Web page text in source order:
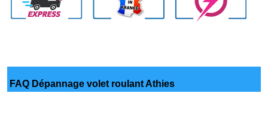
FAQ Dépannage volet roulant Athies